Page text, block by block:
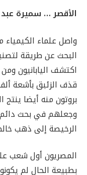
الأقصر … سميرة عبد
واصل علماء
البحث عن طريقة
اكتشف اليابانيون
بروتون منه أيضا
وجعلهم في بحث
الرخيصة إلى ذهب
المصريون أول شعب
بطبيعة الحال لم